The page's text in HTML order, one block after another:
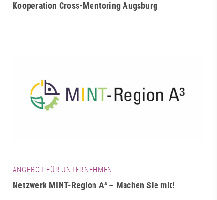
Kooperation Cross-Mentoring Augsburg
ANGEBOT FÜR UNTERNEHMEN
Netzwerk MINT-Region A³ – Machen Sie mit!